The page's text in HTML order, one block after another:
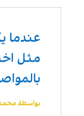
عندما
مثل
بواسطة